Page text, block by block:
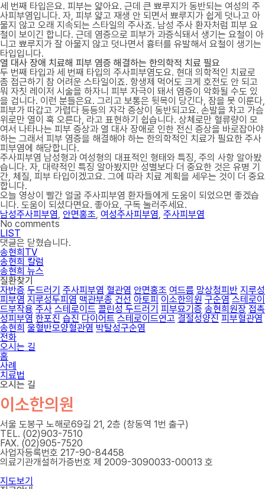
세 번째 타입은요. 피부는 얇아요. 근데 큰 뾰루지가 동반되는 여성의 주
사피부염입니다. 자, 피부 얇고 재생 안 되면서 뾰루지가 쉽게 덧나고 아
물지 않고 오래 지속되는 스타일의 주사죠. 남성 주사 환자처럼 피부 요
철이 보이긴 합니다. 근데 염증으로 피부가 과증식돼서 생기는 요철이 아
니고 뾰루지가 잘 아물지 않고 덧나면서 흉터를 유발해서 요철이 생기는
타입입니다.
열 대사 장애 치료해 피부 염증 해결하는 한의학적 치료 필요
두 번째 타입과 세 번째 타입의 주사피부염도요. 현대 의학적인 치료로
좀 접근하기 참 어려운 스타일이죠. 항생제 먹어도 크게 호전도 안 되고
뭐 자칫 레이저 시술을 하자니 피부 자극이 돼서 염증이 악화될 수도 있
을 겁니다. 이런 분들은요. 그리고 보통은 뒷목이 당긴다, 잠을 못 이룬다,
피부가 따갑고 가렵다 등등의 자각 증상이 동반되고요. 손발을 차고 가슴
위로만 열이 훅 오른다, 라고 표현하기 쉽습니다. 상체로만 혈류량이 모
여서 나타나는 피부 증상과 열 대사 장애로 인한 전신 증상을 바로잡아야
하는 그래서 피부 염증을 해결해야 하는 한의학적인 치료가 필요한 주사
피부염에 해당합니다.
주사피부염 남성형과 여성형의 대표적인 형태와 특징, 주의 사항 알아봤
습니다. 자, 대략적인 특징 알아봤지만 성별보다 더 중요한 것은 유병 기
간, 체질, 피부 타입이겠고요. 그에 따라 치료 계획을 세우는 것이 더 중요
합니다.
오늘 영상이 빨간 얼굴 주사피부염 환자들에게 도움이 되었으면 좋겠습
니다. 도움이 되셨다면요. 좋아요, 구독 눌러주세요.
남성주사피부염, 안면홍조, 여성주사피부염, 주사피부염
No comments
LIST
댓글은 닫혔습니다.
송현희TV
송현희 칼럼
송현희 뉴스
질환찾기
자반증 두드러기 주사피부염 혈관염 안면홍조 여드름 망상청피반 지루성
피부염 지루성두피염 맥관부종 건선 아토피 이소한의원 구순염 스테로이
드부작용 주사 스테로이드 콜린성 두드러기 피부묘기증 송현희원장 접촉
성피부염 한포진 습진 다이어트 스테로이드연고 결절성양진 피부혈관염
송현희 울혈반모양혈관염 박탈성구순염
전화
오시는 길
홈
사례
치료법
오시는 길
이소한의원
서울 도봉구 노해로69길 21, 2층 (창동역 1번 출구)
TEL. (02)903-7510
FAX. (02)905-7520
사업자등록번호 217-90-84458
의료기관개설허가증번호 제 2009-3090033-00013 호
지도보기